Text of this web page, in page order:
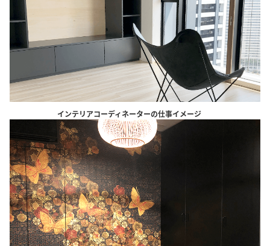
インテリアコーディネーターの仕事イメージ